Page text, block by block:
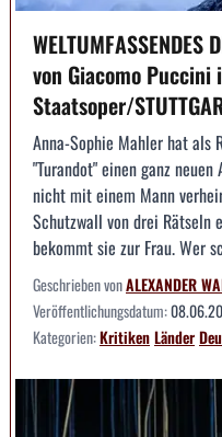
von Giacomo Puccini
Staatsoper/
Anna-Sophie Mahler hat als
"Turandot" einen ganz
nicht mit einem Mann
Schutzwall von drei Rätseln
bekommt sie zur Frau. Wer
Geschrieben vonALEXANDER
Veröffentlichungsdatum:
Kategorien:KritikenLänder